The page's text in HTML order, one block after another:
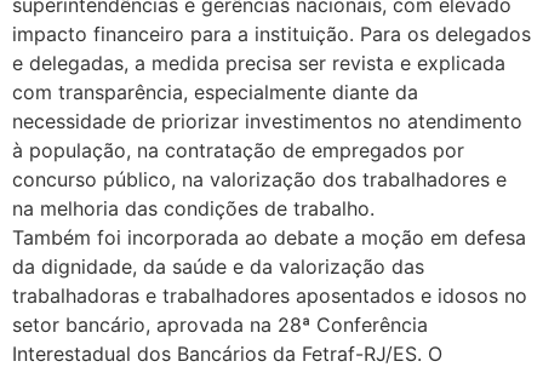
impacto financeiro para a instituição. Para os delegados
e delegadas, a medida precisa ser revista e explicada
com transparência, especialmente diante da
necessidade de priorizar investimentos no atendimento
à população, na contratação de empregados por
concurso público, na valorização dos trabalhadores e
na melhoria das condições de trabalho.
Também foi incorporada ao debate a moção em defesa
da dignidade, da saúde e da valorização das
trabalhadoras e trabalhadores aposentados e idosos no
setor bancário, aprovada na 28ª Conferência
Interestadual dos Bancários da Fetraf-RJ/ES. O